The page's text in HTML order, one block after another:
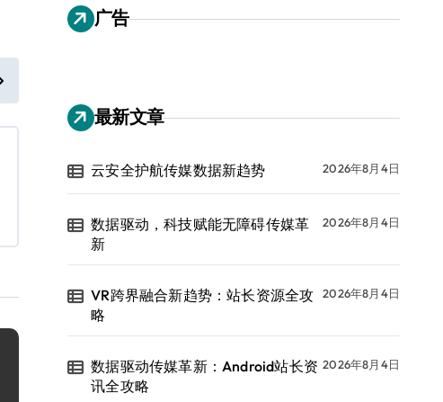
广告
最新文章
云安全护航传媒数据新趋势 2026年8月4日
数据驱动，科技赋能无障碍传媒革
新
2026年8月4日
VR跨界融合新趋势：站长资源全攻
略
2026年8月4日
数据驱动传媒革新：Android站长资
讯全攻略
2026年8月4日